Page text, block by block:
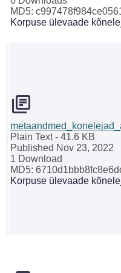
MD5:
Korpuse ülevaade
Plain Text- 41.6 KB
Published Nov 23, 2022
1 Download
MD5:
Korpuse ülevaade